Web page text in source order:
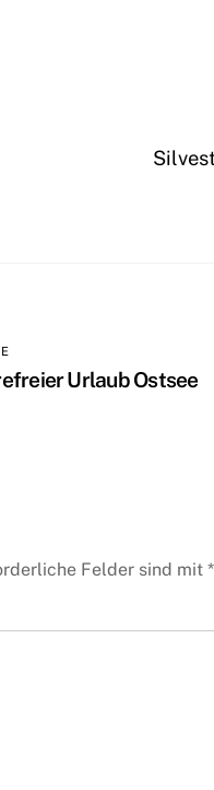
Urlaub Ostsee
Felder sind mit *